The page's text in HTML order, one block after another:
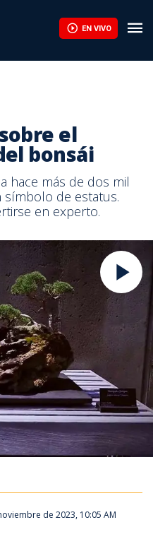
EN VIVO
el
bonsái
hace más de dos mil
símbolo de estatus.
en experto.
de 2023, 10:05 AM